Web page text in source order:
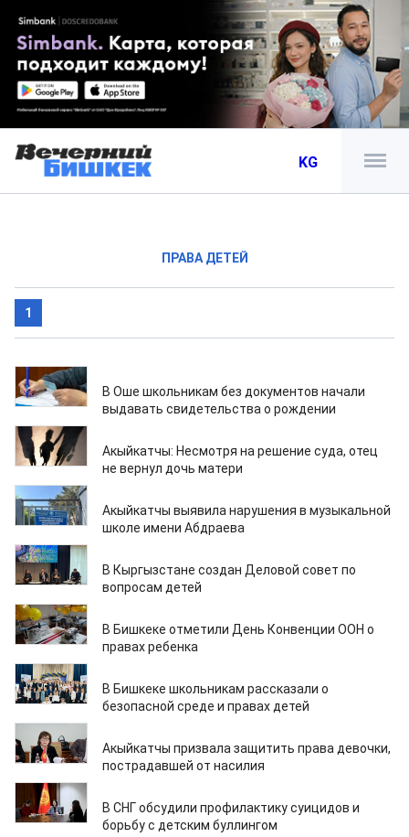
KG
ПРАВА ДЕТЕЙ
1
06.07.2026
В Оше школьникам без документов начали
выдавать свидетельства о рождении
18.06.2026
Акыйкатчы: Несмотря на решение суда, отец
не вернул дочь матери
21.04.2026
Акыйкатчы выявила нарушения в музыкальной
школе имени Абдраева
21.11.2025
В Кыргызстане создан Деловой совет по
вопросам детей
20.11.2025
В Бишкеке отметили День Конвенции ООН о
правах ребенка
15.10.2025
В Бишкеке школьникам рассказали о
безопасной среде и правах детей
22.04.2025
Акыйкатчы призвала защитить права девочки,
пострадавшей от насилия
31.03.2025
В СНГ обсудили профилактику суицидов и
борьбу с детским буллингом